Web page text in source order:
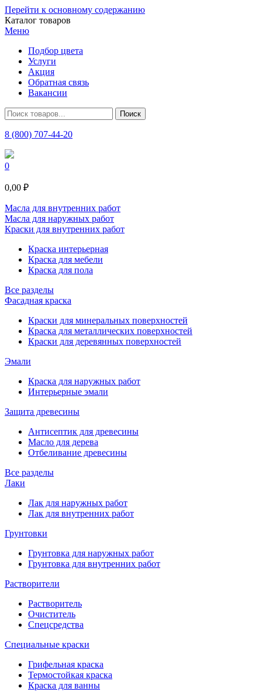
Перейти к основному содержанию
Каталог товаров
Меню
Подбор цвета
Услуги
Акция
Обратная связь
Вакансии
8 (800) 707-44-20
0
0,00 ₽
Масла для внутренних работ
Масла для наружных работ
Краски для внутренних работ
Краска интерьерная
Краска для мебели
Краска для пола
Все разделы
Фасадная краска
Краски для минеральных поверхностей
Краска для металлических поверхностей
Краски для деревянных поверхностей
Эмали
Краска для наружных работ
Интерьерные эмали
Защита древесины
Антисептик для древесины
Масло для дерева
Отбеливание древесины
Все разделы
Лаки
Лак для наружных работ
Лак для внутренних работ
Грунтовки
Грунтовка для наружных работ
Грунтовка для внутренних работ
Растворители
Растворитель
Очиститель
Спецсредства
Специальные краски
Грифельная краска
Термостойкая краска
Краска для ванны